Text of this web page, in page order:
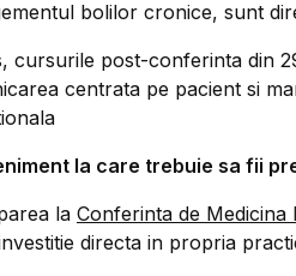
bolilor cronice, sunt
cursurile post-conferinta din
centrata pe pacient si
la care trebuie sa fii
la Conferinta de Medicina
directa in propria